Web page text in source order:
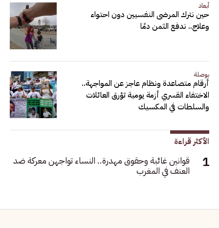
أبعاد
حين نترك المرضى النفسيين دون احتواء
وعلاج.. ندفع الثمن دمًا
بوصلة
أرقام متصاعدة ونظام عاجز عن المواجهة..
الاختفاء القسري أزمة يومية تؤرق العائلات
والسلطات في المكسيك
الأكثر قراءة
قوانين غائبة وحقوق مهدرة.. النساء تواجهن معركة ضد
العنف في المغرب